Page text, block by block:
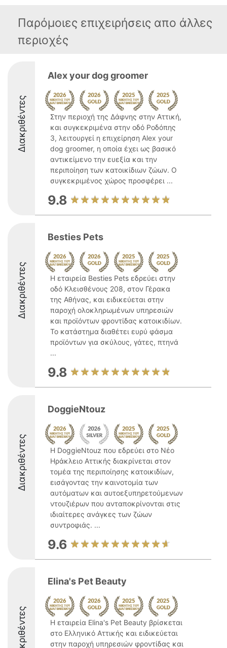
Παρόμοιες επιχειρήσεις απο άλλες
περιοχές
Διακριθέντες
Alex your dog groomer
Στην περιοχή της Δάφνης στην Αττική,
και συγκεκριμένα στην οδό Ροδόπης
3, λειτουργεί η επιχείρηση Alex your
dog groomer, η οποία έχει ως βασικό
αντικείμενο την ευεξία και την
περιποίηση των κατοικίδιων ζώων. Ο
συγκεκριμένος χώρος προσφέρει ...
9.8
Διακριθέντες
Besties Pets
Η εταιρεία Besties Pets εδρεύει στην
οδό Κλεισθένους 208, στον Γέρακα
της Αθήνας, και ειδικεύεται στην
παροχή ολοκληρωμένων υπηρεσιών
και προϊόντων φροντίδας κατοικιδίων.
Το κατάστημα διαθέτει ευρύ φάσμα
προϊόντων για σκύλους, γάτες, πτηνά
...
9.8
Διακριθέντες
DoggieNtouz
Η DoggieNtouz που εδρεύει στο Νέο
Ηράκλειο Αττικής διακρίνεται στον
τομέα της περιποίησης κατοικιδίων,
εισάγοντας την καινοτομία των
αυτόματων και αυτοεξυπηρετούμενων
ντουζιέρων που ανταποκρίνονται στις
ιδιαίτερες ανάγκες των ζώων
συντροφιάς. ...
9.6
Διακριθέντες
Elina's Pet Beauty
Η εταιρεία Elina's Pet Beauty βρίσκεται
στο Ελληνικό Αττικής και ειδικεύεται
στην παροχή υπηρεσιών φροντίδας και